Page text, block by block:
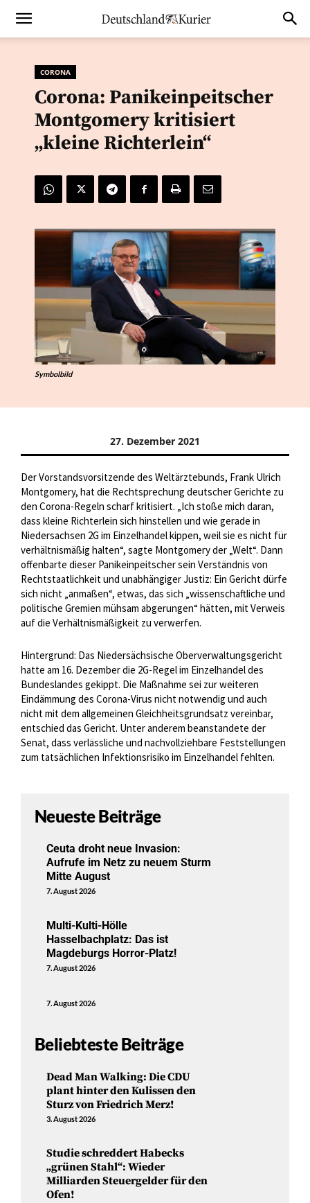
CORONA
Corona: Panikeinpeitscher
Montgomery kritisiert
„kleine Richterlein“
Symbolbild
27. Dezember 2021
Der Vorstandsvorsitzende des Weltärztebunds, Frank Ulrich
Montgomery, hat die Rechtsprechung deutscher Gerichte zu
den Corona-Regeln scharf kritisiert. „Ich stoße mich daran,
dass kleine Richterlein sich hinstellen und wie gerade in
Niedersachsen 2G im Einzelhandel kippen, weil sie es nicht für
verhältnismäßig halten“, sagte Montgomery der „Welt“. Dann
offenbarte dieser Panikeinpeitscher sein Verständnis von
Rechtstaatlichkeit und unabhängiger Justiz: Ein Gericht dürfe
sich nicht „anmaßen“, etwas, das sich „wissenschaftliche und
politische Gremien mühsam abgerungen“ hätten, mit Verweis
auf die Verhältnismäßigkeit zu verwerfen.
Hintergrund: Das Niedersächsische Oberverwaltungsgericht
hatte am 16. Dezember die 2G-Regel im Einzelhandel des
Bundeslandes gekippt. Die Maßnahme sei zur weiteren
Eindämmung des Corona-Virus nicht notwendig und auch
nicht mit dem allgemeinen Gleichheitsgrundsatz vereinbar,
entschied das Gericht. Unter anderem beanstandete der
Senat, dass verlässliche und nachvollziehbare Feststellungen
zum tatsächlichen Infektionsrisiko im Einzelhandel fehlten.
Neueste Beiträge
Ceuta droht neue Invasion:
Aufrufe im Netz zu neuem Sturm
Mitte August
7. August 2026
Multi-Kulti-Hölle
Hasselbachplatz: Das ist
Magdeburgs Horror-Platz!
7. August 2026
7. August 2026
Beliebteste Beiträge
Dead Man Walking: Die CDU
plant hinter den Kulissen den
Sturz von Friedrich Merz!
3. August 2026
Studie schreddert Habecks
„grünen Stahl“: Wieder
Milliarden Steuergelder für den
Ofen!